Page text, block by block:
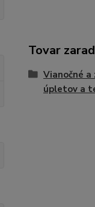
Tovar
Vianočné
úpletov a